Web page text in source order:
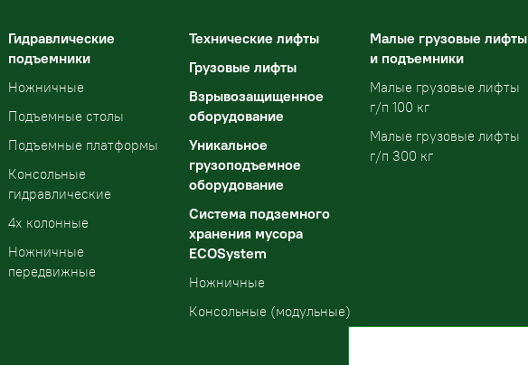
Гидравлические
подъемники
Ножничные
Подъемные столы
Подъемные платформы
Консольные
гидравлические
4х колонные
Ножничные
передвижные
Технические лифты
Грузовые лифты
Взрывозащищенное
оборудование
Уникальное
грузоподъемное
оборудование
Система подземного
хранения мусора
ECOSystem
Ножничные
Консольные (модульные)
Малые грузовые лифты
и подъемники
Малые грузовые лифты
г/п 100 кг
Малые грузовые лифты
г/п 300 кг